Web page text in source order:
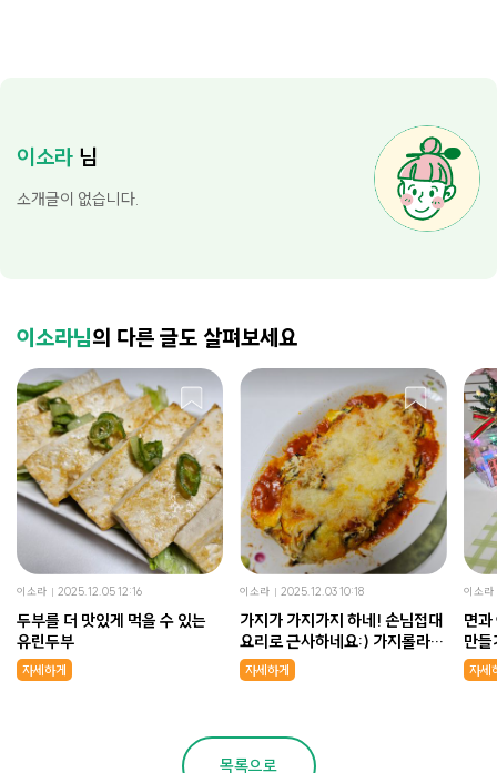
이소라 님
소개글이 없습니다.
이소라님의 다른 글도 살펴보세요
이소라 2025.12.05 12:16
두부를 더 맛있게 먹을 수 있는
유린두부
자세하게
이소라 2025.12.03 10:18
가지가 가지가지 하네! 손님접대
요리로 근사하네요:) 가지롤라타
니!
자세하게
이소라
면과
만
자세
목록으로